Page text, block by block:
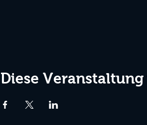
Diese